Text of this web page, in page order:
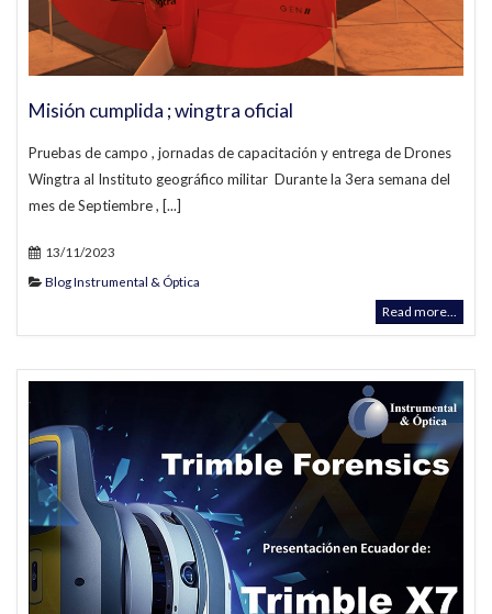
Misión cumplida ; wingtra oficial
Pruebas de campo , jornadas de capacitación y entrega de Drones
Wingtra al Instituto geográfico militar Durante la 3era semana del
mes de Septiembre , [...]
13/11/2023
Blog Instrumental & Óptica
Read more...